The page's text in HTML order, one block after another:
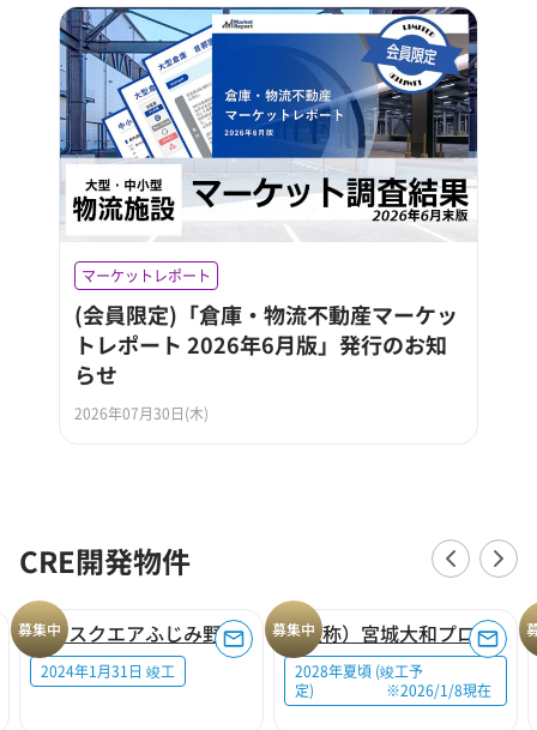
マーケットレポート
(会員限定)「倉庫・物流不動産マーケッ
トレポート 2026年6月版」発行のお知
らせ
2026年07月30日(木)
CRE開発物件
募集中
ロジスクエアふじみ野A
2024年1月31日 竣工
募集中 （仮称）宮城大和プロジェクト
2028年夏頃 (竣工予
定) ※2026/1/8現在